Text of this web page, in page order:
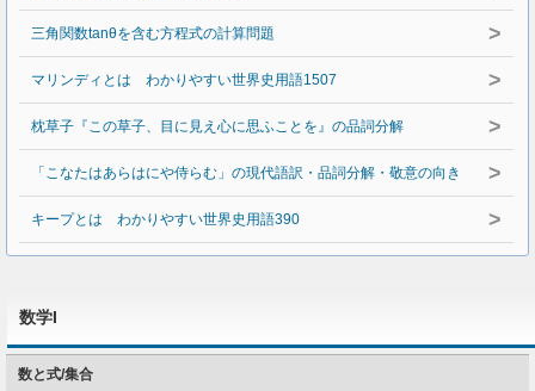
三角関数tanθを含む方程式の計算問題 >
マリンディとは わかりやすい世界史用語1507 >
枕草子『この草子、目に見え心に思ふことを』の品詞分解 >
「こなたはあらはにや侍らむ」の現代語訳・品詞分解・敬意の向き >
キープとは わかりやすい世界史用語390 >
数学I
数と式/集合